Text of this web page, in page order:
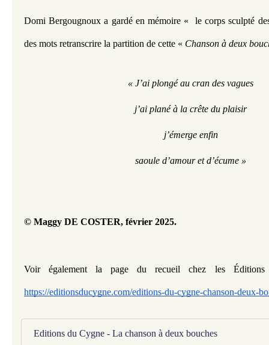
Domi Bergougnoux a gardé en mémoire «  le corps sculpté
des mots retranscrire la partition de cette « Chanson à deux
« J’ai plongé au cran des vagues
j’ai plané à la crête du plaisir
j’émerge enfin
saoule d’amour et d’écume »
© Maggy DE COSTER, février 2025.
https://editionsducygne.com/editions-du-cygne-chanson-deux-
Editions du Cygne - La chanson à deux bouches